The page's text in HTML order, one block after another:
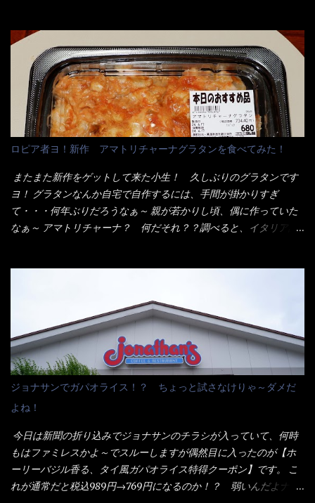
ンとした厚さのあるトンカツです。 それも揚げたての熱々です。
これを難なく完食出来なければ、漢では無い！と云っても過言で
はないだろう。 この他も、兎に角ボリューム満点で＜薄カツ＞と
呼ばれるメニューは、トンカツが2枚重ねて出てくるだ！ 1枚が薄
いから、2枚乗せにしたらしいけど・・・
イ棒状ラーメンを、OKストアで見かけ思わず手に取って買い物篭
へ 坦々まぜそばと＜数量限定＞宮崎辛麺風ラーメン オーッといき
なり私の胃袋をグサッと・・・・ 棒状インスタントラーメンの
デビューが決まりました。 か・ら・め・ん・辛麺！ 宮崎辛麺は
チャルメラや日清からも出されている、辛口のラーメンじゃ
ん！！ 酸っぱくしたら、酸辣湯麺？なんてね。 よし今日のサラ
メシは、宮崎辛麺にしよう！ それではまず袋を開けると・・・ な
んだか紙に巻かれた棒状の麺が二束、調味油と粉末スープ！ やは
り見慣れない姿・・・何だかチョッと高級感的な・・・だって透
明なトレイに並んだ棒状麺なんて見慣れないからねぇ～（コスト
がかかる） 袋の裏側を見ると、韮とか卵の用意を勧めている。
それなばらと冷蔵庫にあった、黒豆モヤシ・韮・生卵を用意しま
け、韮の葉の部分をドサッと乗せて調味油を入れて完成です。 ど
うでしょう？ 見た目 Goodデザイン賞じゃない！？ 笑 マルタ
イのHPを見ると・・・（引用） めんは、ノンフライ・ノンスチー
ム製法で仕上げた、生めんに近い風味のストレートめんです。 豚
の旨味に数種類の唐辛子、ニンニクを加えた辛さとコクが凝縮さ
れた醤油ベースのスープです。 調味油に赤ラー油とごま油を使用
することに風味と辛さを引き立たせています。 調味油をスープ
全体に馴染ませるために、箸で麺と具を持ち上げて・・・ ええや
ないかぁ～ モヤシが黒豆モヤシだから細身で熱を加えてもへた
りづらい！（緑豆モヤシだと太くて熱加えるとダラーっとなるん
だよ） それに細ストレート麺とモヤシが良いバランスで・・・
韮の緑と卵の黄色も相まって・・・映える...
ロピア者ヨ！新作 アマトリチャーナグラタンを食べてみた！
またまた新作をゲットして来た小生！ 久しぶりのグラタンです
ヨ！ グラタンなんか自宅で自作するには、手間が掛かりすぎ
て・・・何年ぶりだろうなぁ～ 親が若かりし頃、偶に作っていた
なぁ～ アマトリチャーナ？ 何だそれ？？調べると、イタリア語
ブン皿で焼いて、大凡の目安で小分けにしているようで、パック
をよーく見たら表面のチーズの乗り具合に結構な差が出てい
た・・・チーズに焦げ目が付いているのを、しっかり確認し買う
ことをオススメします。（取り分け量にも若干有り差がでてるだ
ろう） 早速タバスコを振りかけて食べてみると・・・結構美味し
いよ！ 久しぶりだな～ホワイトソースとマカロニの絡まった食
感・・・懐かしい～ 今回ダイソーのカレー用のスプーンを使って
みたら、これが凄くうまくすくえるんだよねぇ～（このスプーン
当たりだね） 今回新作のグラタンを頂きましたが、まずまずの美
味しさとダイソーのカレースプーンの。すくい上げ力の良さを再
度認識できました。
ジョナサンでガパオライス！？ ちょっと試さなけりゃ～ダメだ
よね！
今日は新聞の折り込みでジョナサンのチラシが入っていて、何時
もはファミレスかよ～でスルーしますが偶然目に入ったのが【ホ
ーリーバジル香る、タイ風ガパオライス特得クーポン】です。 こ
れが通常だと税込989円→769円になるのか！？ 弱いんだよナァ